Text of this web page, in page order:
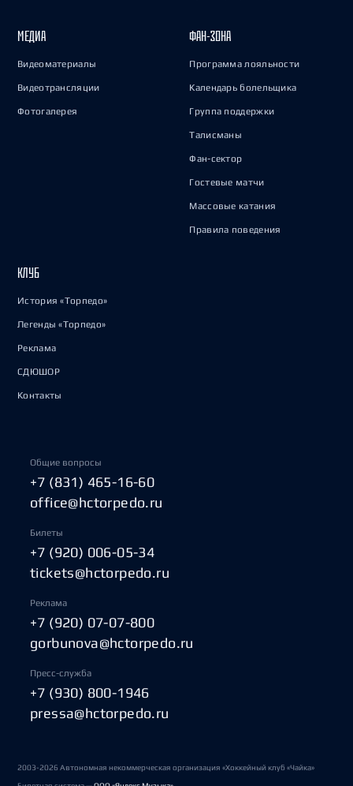
МЕДИА
Видеоматериалы
Видеотрансляции
Фотогалерея
ФАН-ЗОНА
Программа лояльности
Календарь болельщика
Группа поддержки
Талисманы
Фан-сектор
Гостевые матчи
Массовые катания
Правила поведения
КЛУБ
История «Торпедо»
Легенды «Торпедо»
Реклама
СДЮШОР
Контакты
Общие вопросы
+7 (831) 465-16-60
office@hctorpedo.ru
Билеты
+7 (920) 006-05-34
tickets@hctorpedo.ru
Реклама
+7 (920) 07-07-800
gorbunova@hctorpedo.ru
Пресс-служба
+7 (930) 800-1946
pressa@hctorpedo.ru
2003-2026 Автономная некоммерческая организация «Хоккейный клуб «Чайка»